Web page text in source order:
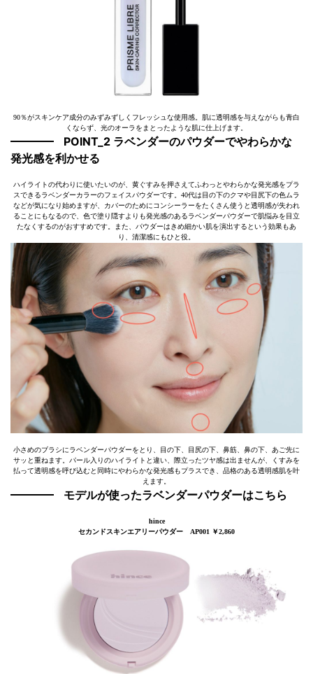
90％がスキンケア成分のみずみずしくフレッシュな使用感。肌に透明感を与えながらも青白
くならず、光のオーラをまとったような肌に仕上げます。
POINT_2 ラベンダーのパウダーでやわらかな
発光感を利かせる
ハイライトの代わりに使いたいのが、黄ぐすみを押さえてふわっとやわらかな発光感をプラ
スできるラベンダーカラーのフェイスパウダーです。40代は目の下のクマや目尻下の色ムラ
などが気になり始めますが、カバーのためにコンシーラーをたくさん使うと透明感が失われ
ることにもなるので、色で塗り隠すよりも発光感のあるラベンダーパウダーで肌悩みを目立
たなくするのがおすすめです。また、パウダーはきめ細かい肌を演出するという効果もあ
り、清潔感にもひと役。
小さめのブラシにラベンダーパウダーをとり、目の下、目尻の下、鼻筋、鼻の下、あご先に
サッと重ねます。パール入りのハイライトと違い、際立ったツヤ感は出ませんが、くすみを
払って透明感を呼び込むと同時にやわらかな発光感もプラスでき、品格のある透明感肌を叶
えます。
モデルが使ったラベンダーパウダーはこちら
hince
セカンドスキンエアリーパウダー AP001 ￥2,860